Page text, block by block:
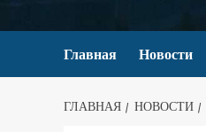
Главная Новости
ГЛАВНАЯ НОВОСТИ